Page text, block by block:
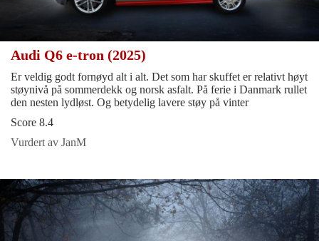
Audi Q6 e-tron (2025)
Er veldig godt fornøyd alt i alt. Det som har skuffet er relativt høyt
støynivå på sommerdekk og norsk asfalt. På ferie i Danmark rullet
den nesten lydløst. Og betydelig lavere støy på vinter
Score 8.4
Vurdert av JanM